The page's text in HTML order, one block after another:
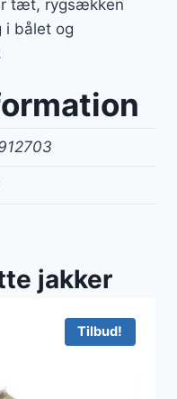
tæt, rygsækken
i bålet og
jakker
Tilbud!